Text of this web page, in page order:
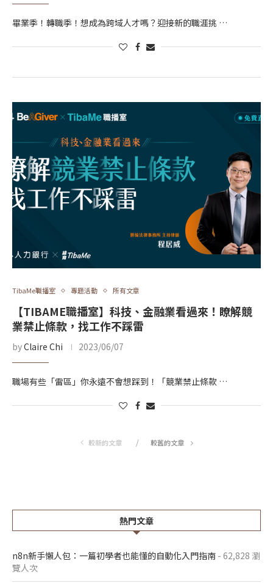
畢業季！轉職季！想成為跨域人才嗎？迎接新的職涯挑 …
TibaMe職播室 專題活動 所有文章
【TIBAME職播室】科技、金融業看過來！瞭解競
業禁止條款，找工作不踩雷
byClaire Chi 2023/06/07
職場有些「雷區」你永遠不會想踩到！「競業禁止條款 …
較新的文章 較舊的文章
熱門文章
n8n新手懶人包：一篇初學者也能懂的自動化入門指南 - 62,828 瀏
覽人次